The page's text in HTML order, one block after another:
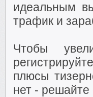
идеальным
трафик и
Чтобы
плюсы
нет - решайте